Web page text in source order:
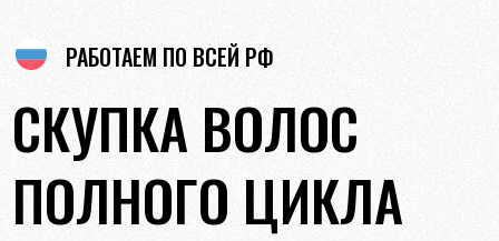
РАБОТАЕМ ПО ВСЕЙ РФ
СКУПКА ВОЛОС
ПОЛНОГО ЦИКЛА